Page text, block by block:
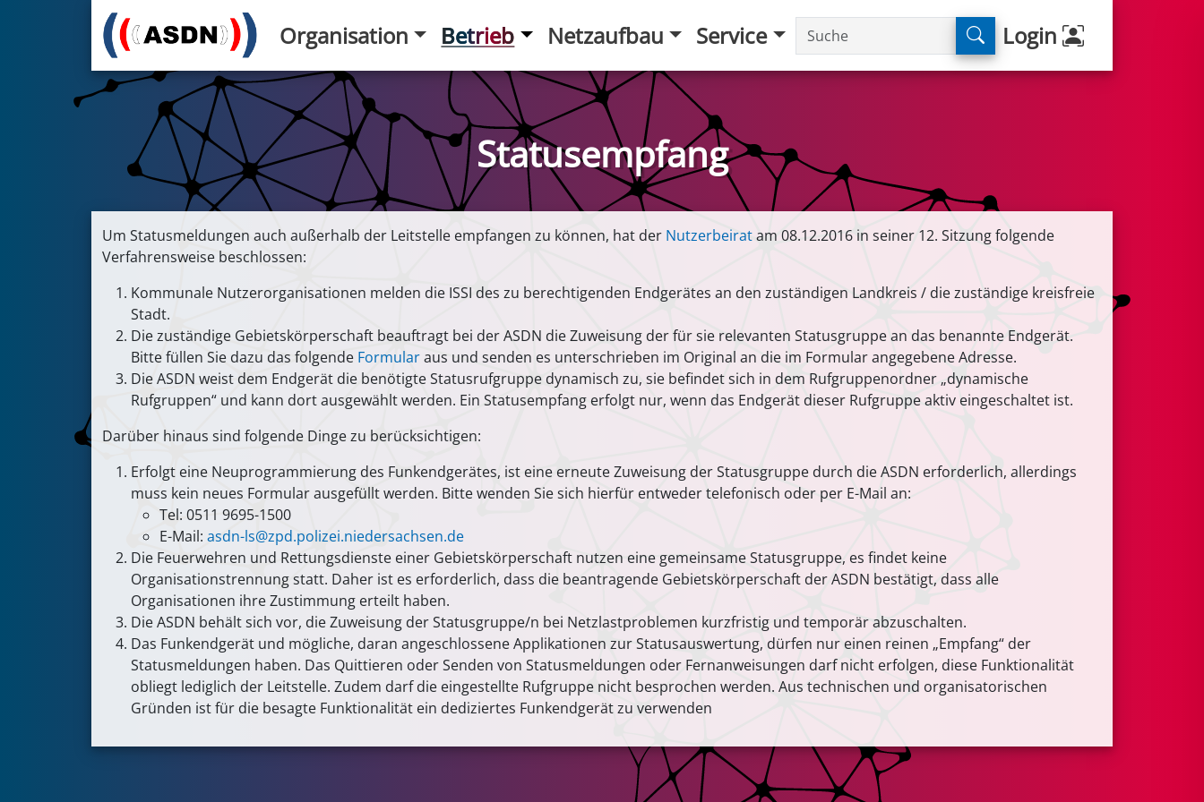
Organisation Betrieb Netzaufbau Service Login
Statusempfang
Um Statusmeldungen auch außerhalb der Leitstelle empfangen zu können, hat der Nutzerbeiratam 08.12.2016 in seiner 12. Sitzung folgende
Verfahrensweise beschlossen:
Kommunale Nutzerorganisationen melden die ISSI des zu berechtigenden Endgerätes an den zuständigen Landkreis / die zuständige kreisfreie
Stadt.
Die zuständige Gebietskörperschaft beauftragt bei der ASDN die Zuweisung der für sie relevanten Statusgruppe an das benannte Endgerät.
Bitte füllen Sie dazu das folgende Formularaus und senden es unterschrieben im Original an die im Formular angegebene Adresse.
Die ASDN weist dem Endgerät die benötigte Statusrufgruppe dynamisch zu, sie befindet sich in dem Rufgruppenordner „dynamische
Rufgruppen“ und kann dort ausgewählt werden. Ein Statusempfang erfolgt nur, wenn das Endgerät dieser Rufgruppe aktiv eingeschaltet ist.
Darüber hinaus sind folgende Dinge zu berücksichtigen:
Erfolgt eine Neuprogrammierung des Funkendgerätes, ist eine erneute Zuweisung der Statusgruppe durch die ASDN erforderlich, allerdings
muss kein neues Formular ausgefüllt werden. Bitte wenden Sie sich hierfür entweder telefonisch oder per E-Mail an:
Tel: 0511 9695-1500
E-Mail: asdn-ls@zpd.polizei.niedersachsen.de
Die Feuerwehren und Rettungsdienste einer Gebietskörperschaft nutzen eine gemeinsame Statusgruppe, es findet keine
Organisationstrennung statt. Daher ist es erforderlich, dass die beantragende Gebietskörperschaft der ASDN bestätigt, dass alle
Organisationen ihre Zustimmung erteilt haben.
Die ASDN behält sich vor, die Zuweisung der Statusgruppe/n bei Netzlastproblemen kurzfristig und temporär abzuschalten.
Das Funkendgerät und mögliche, daran angeschlossene Applikationen zur Statusauswertung, dürfen nur einen reinen „Empfang“ der
Statusmeldungen haben. Das Quittieren oder Senden von Statusmeldungen oder Fernanweisungen darf nicht erfolgen, diese Funktionalität
obliegt lediglich der Leitstelle. Zudem darf die eingestellte Rufgruppe nicht besprochen werden. Aus technischen und organisatorischen
Gründen ist für die besagte Funktionalität ein dediziertes Funkendgerät zu verwenden